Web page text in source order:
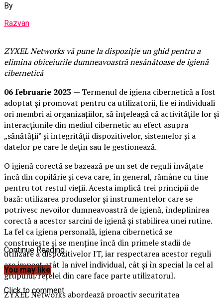
By
Razvan
ZYXEL Networks vă pune la dispoziție un ghid pentru a
elimina obiceiurile dumneavoastră nesănătoase de igienă
cibernetică
06 februarie 2023 — Termenul de igiena cibernetică a fost
adoptat și promovat pentru ca utilizatorii, fie ei individuali
ori membri ai organizațiilor, să înțeleagă că activitățile lor și
interacțiunile din mediul cibernetic au efect asupra
„sănătății” și integrității dispozitivelor, sistemelor și a
datelor pe care le dețin sau le gestionează.
O igienă corectă se bazează pe un set de reguli învățate
încă din copilărie și ceva care, în general, rămâne cu tine
pentru tot restul vieții. Acesta implică trei principii de
bază: utilizarea produselor și instrumentelor care se
potrivesc nevoilor dumneavoastră de igienă, îndeplinirea
corectă a acestor sarcini de igienă și stabilirea unei rutine.
La fel ca igiena personală, igiena cibernetică se
construiește și se menține încă din primele stadii de
utilizare a dispozitivelor IT, iar respectarea acestor reguli
are impact atât la nivel individual, cât și în special la cel al
grupului/rețelei din care face parte utilizatorul.
ZYXEL Networks abordează proactiv securitatea
Continue Reading
You may like
Click to comment